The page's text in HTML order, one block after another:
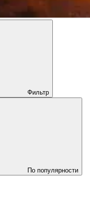
Фильтр
По популярности